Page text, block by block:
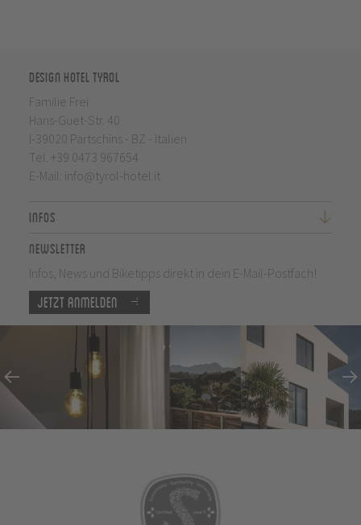
Design Hotel Tyrol
Familie Frei
Hans-Guet-Str. 40
I-39020 Partschins - BZ - Italien
Tel. +39 0473 967654
E-Mail: info@tyrol-hotel.it
Infos
Newsletter
Infos, News und Biketipps direkt in dein E-Mail-Postfach!
Jetzt anmelden